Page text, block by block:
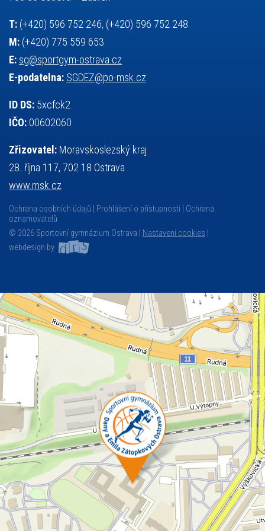
T: (+420) 596 752 246, (+420) 596 752 248
M: (+420) 775 559 653
E: sg@sportgym-ostrava.cz
E-podatelna: SGDEZ@po-msk.cz
ID DS: 5xcfck2
IČO: 00602060
Zřizovatel: Moravskoslezský kraj
28. října 117, 702 18 Ostrava
www.msk.cz
Ochrana osobních údajů Prohlášení o přístupnosti
Ochrana
oznamovatelů
© 2026 Sportovní gymnázium Ostrava |
Nastavení cookies
webdesign by